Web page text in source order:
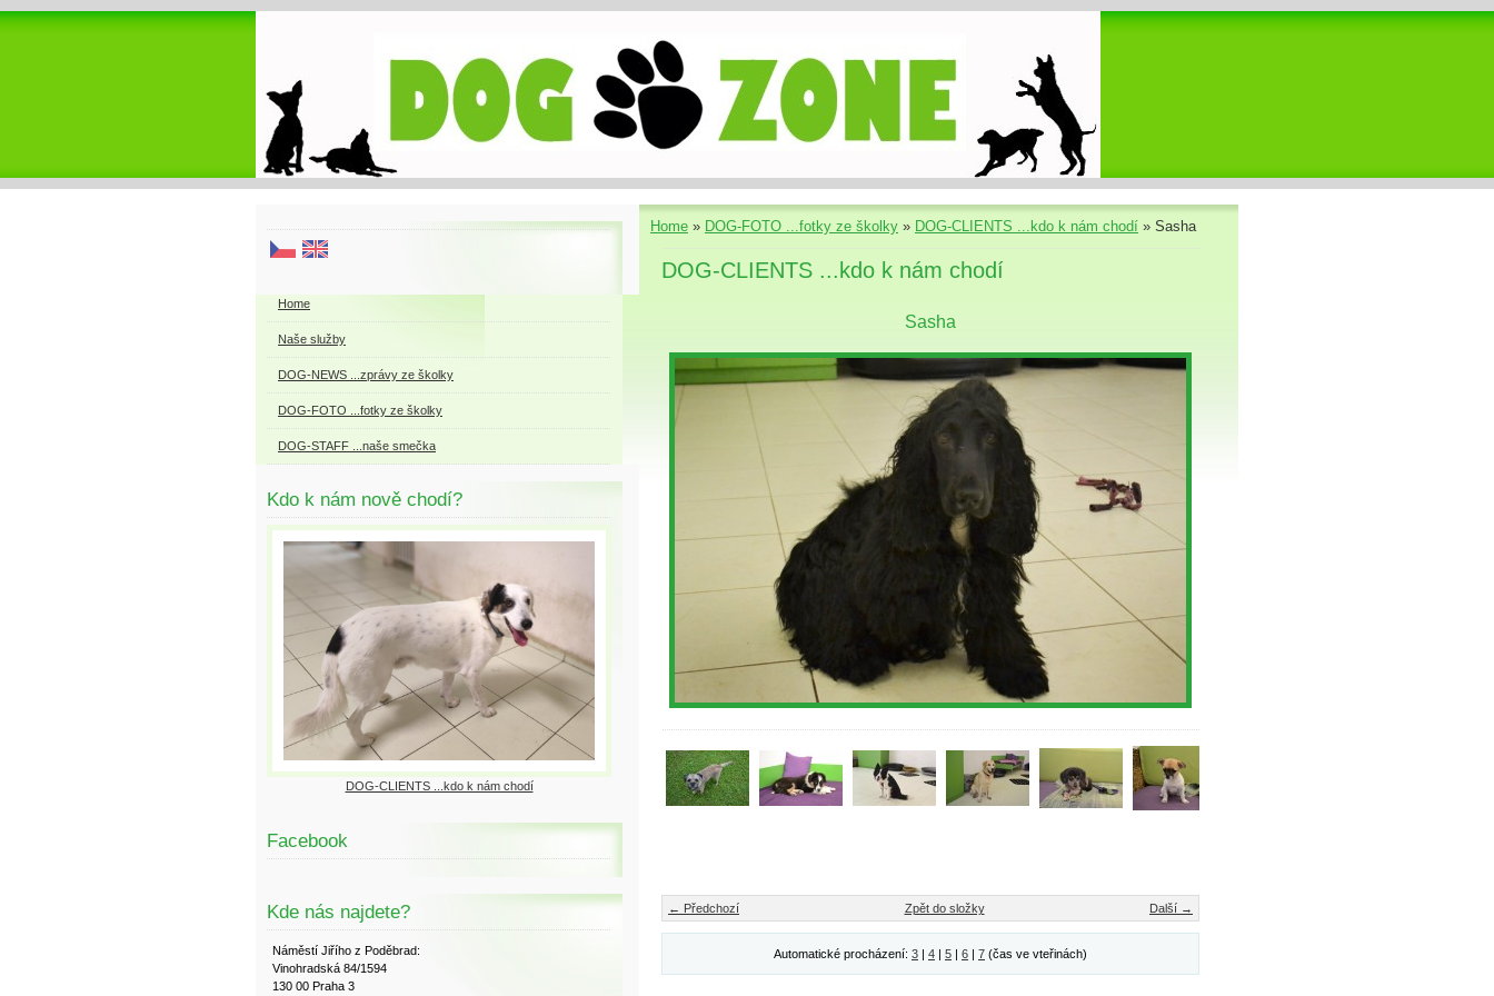
Home » DOG-FOTO ...fotky ze školky » DOG-CLIENTS ...kdo k nám chodí » Sasha
DOG-CLIENTS ...kdo k nám chodí
Sasha
← Předchozí Další →
Zpět do složky
Automatické procházení: 3 | 4 | 5 | 6 | 7 (čas ve vteřinách)
Home
Naše služby
DOG-NEWS ...zprávy ze školky
DOG-FOTO ...fotky ze školky
DOG-STAFF ...naše smečka
Kdo k nám nově chodí?
DOG-CLIENTS ...kdo k nám chodí
Facebook
Kde nás najdete?
Náměstí Jiřího z Poděbrad:
Vinohradská 84/1594
130 00 Praha 3